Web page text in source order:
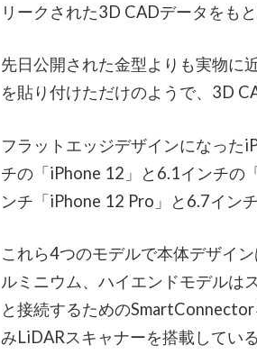
リークされた3D CADデータをも
先日公開された金型よりも実物に
を貼り付けただけのようで、3D
フラットエッジデザインになった
チの「iPhone 12」と6.1インチの
ンチ「iPhone 12 Pro」と6.7イン
これら4つのモデルで本体デザイ
ルミニウム、ハイエンドモデルは
と接続するための
みLiDARスキャナーを搭載してい